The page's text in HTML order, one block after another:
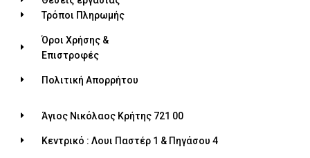
Τρόποι Πληρωμής
Όροι Χρήσης &
Επιστροφές
Πολιτική Απορρήτου
Άγιος Νικόλαος Κρήτης 721 00
Κεντρικό : Λουι Παστέρ 1 & Πηγάσου 4